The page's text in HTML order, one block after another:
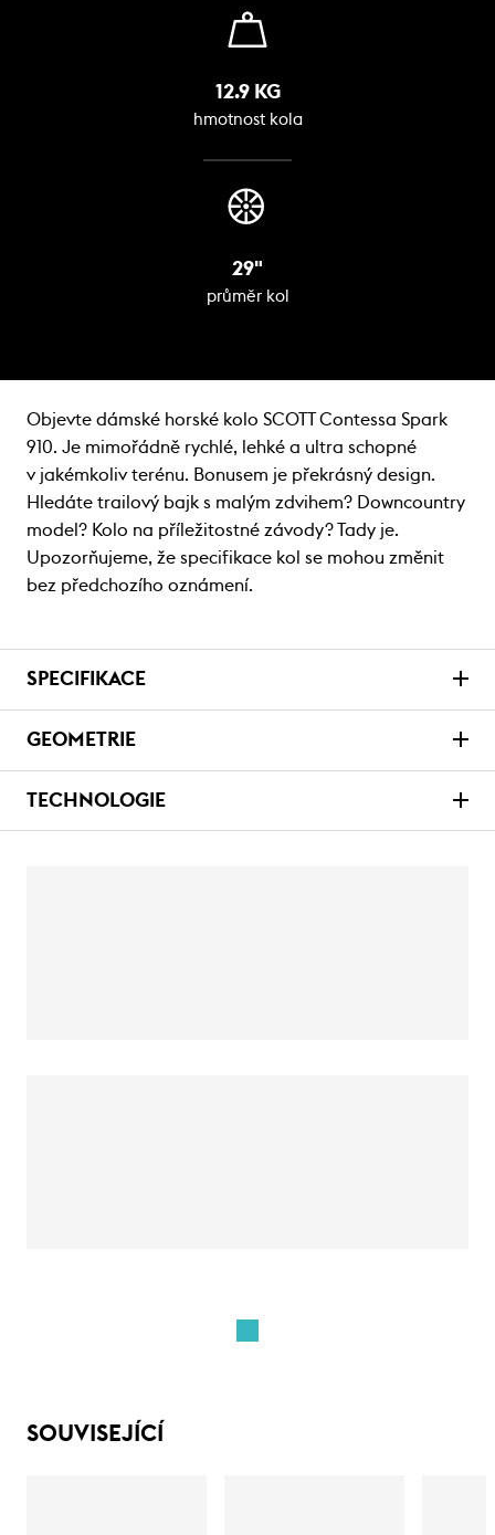
12.9 KG
hmotnost kola
29"
průměr kol
Objevte dámské horské kolo SCOTT Contessa Spark
910. Je mimořádně rychlé, lehké a ultra schopné
v jakémkoliv terénu. Bonusem je překrásný design.
Hledáte trailový bajk s malým zdvihem? Downcountry
model? Kolo na příležitostné závody? Tady je.
Upozorňujeme, že specifikace kol se mohou změnit
bez předchozího oznámení.
SPECIFIKACE
GEOMETRIE
TECHNOLOGIE
SOUVISEJÍCÍ